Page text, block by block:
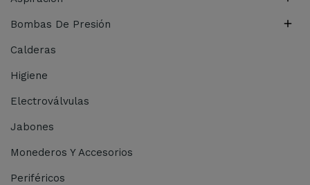
Bombas De Presión 
Calderas
Higiene
Electroválvulas
Jabones
Monederos Y Accesorios
Periféricos